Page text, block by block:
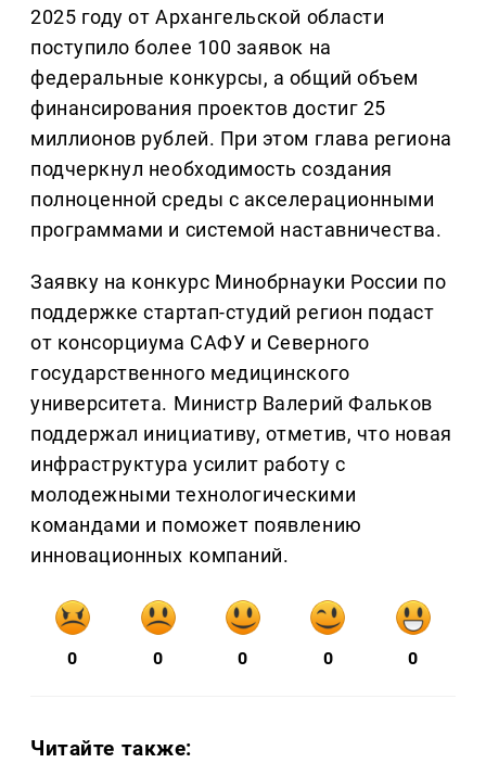
2025 году от Архангельской области
поступило более 100 заявок на
федеральные конкурсы, а общий объем
финансирования проектов достиг 25
миллионов рублей. При этом глава региона
подчеркнул необходимость создания
полноценной среды с акселерационными
программами и системой наставничества.
Заявку на конкурс Минобрнауки России по
поддержке стартап-студий регион подаст
от консорциума САФУ и Северного
государственного медицинского
университета. Министр Валерий Фальков
поддержал инициативу, отметив, что новая
инфраструктура усилит работу с
молодежными технологическими
командами и поможет появлению
инновационных компаний.
0 0 0 0 0
Читайте также: